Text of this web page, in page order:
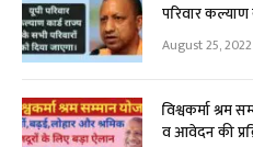
परिवार कल्याण
August 25, 2022
विश्वकर्मा
व आवेदन की